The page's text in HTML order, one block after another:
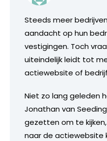
Steeds meer
aandacht op hun
vestigingen. Toch
uiteindelijk leidt tot
actiewebsite of
Niet zo lang geleden
Jonathan van
gezetten om te
naar de actiewebsite